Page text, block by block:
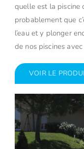
quelle est la piscine
probablement que
l’eau et y plonger
de nos piscines
VOIR LE